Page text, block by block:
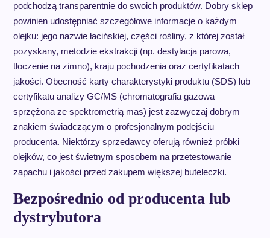
podchodzą transparentnie do swoich produktów. Dobry sklep
powinien udostępniać szczegółowe informacje o każdym
olejku: jego nazwie łacińskiej, części rośliny, z której został
pozyskany, metodzie ekstrakcji (np. destylacja parowa,
tłoczenie na zimno), kraju pochodzenia oraz certyfikatach
jakości. Obecność karty charakterystyki produktu (SDS) lub
certyfikatu analizy GC/MS (chromatografia gazowa
sprzężona ze spektrometrią mas) jest zazwyczaj dobrym
znakiem świadczącym o profesjonalnym podejściu
producenta. Niektórzy sprzedawcy oferują również próbki
olejków, co jest świetnym sposobem na przetestowanie
zapachu i jakości przed zakupem większej buteleczki.
Bezpośrednio od producenta lub
dystrybutora